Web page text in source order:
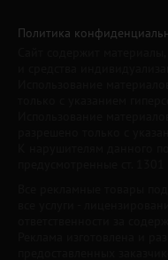
Политика